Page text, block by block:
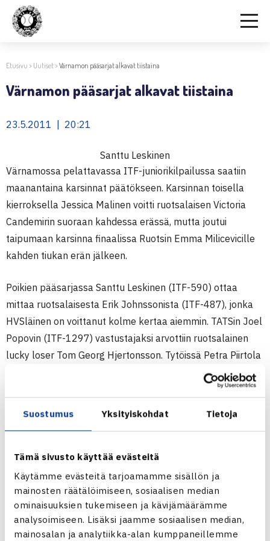
Suostumus Yksityiskohdat Tietoja
Tämä sivusto käyttää evästeitä
Käytämme evästeitä tarjoamamme sisällön ja
mainosten räätälöimiseen, sosiaalisen median
ominaisuuksien tukemiseen ja kävijämäärämme
analysoimiseen. Lisäksi jaamme sosiaalisen median,
mainosalan ja analytiikka-alan kumppaneillemme
Etusivu > Uutiset>Värnamon pääsarjat alkavat tiistaina
Värnamon pääsarjat alkavat tiistaina
23.5.2011 | 20:21
Santtu Leskinen
Värnamossa pelattavassa ITF-juniorikilpailussa saatiin
maanantaina karsinnat päätökseen. Karsinnan toisella
kierroksella Jessica Malinen voitti ruotsalaisen Victoria
Candemirin suoraan kahdessa erässä, mutta joutui
taipumaan karsinna finaalissa Ruotsin Emma Milicevicille
kahden tiukan erän jälkeen.
Poikien pääsarjassa Santtu Leskinen (ITF-590) ottaa
mittaa ruotsalaisesta Erik Johnssonista (ITF-487), jonka
HVSläinen on voittanut kolme kertaa aiemmin. TATSin Joel
Popovin (ITF-1297) vastustajaksi arvottiin ruotsalainen
lucky loser Tom Georg Hjertonsson. Tytöissä Petra Piirtola
(ITF-778) kohtaa ruotsalaisen villin kortin Catrine
Landstromin. Myös Teresa Cernyn (ITF-997) vastus Hanna
Nylund (ITF-1417) mittaa ruotsalaisen Jacqueline Cabaj
Eklund (ITF-1533) haastaa kakkossijoitetun Donika
Bashotan (ITF-378) Ruotsista. (RL)
ennis Sweden Junior Cup ITF-kilpailu
24.-29.5.2011 Värnamo, Ruotsi